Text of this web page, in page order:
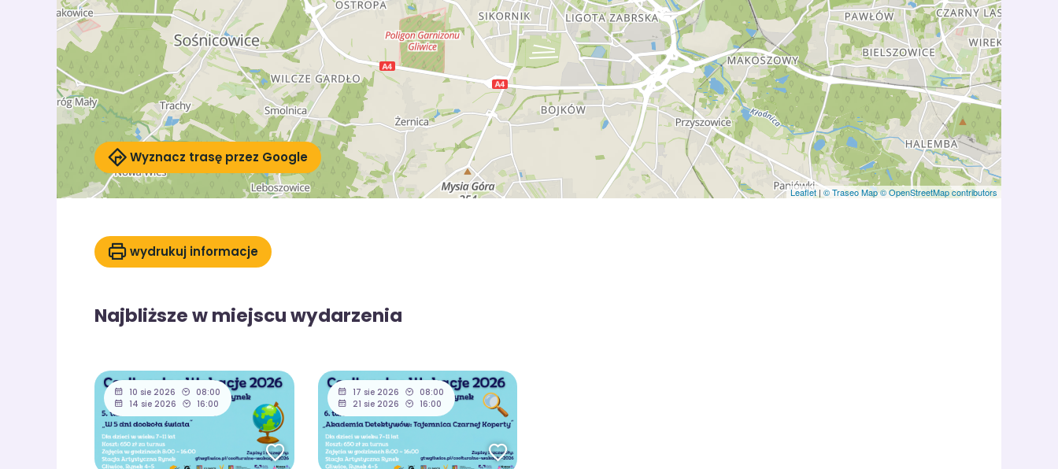
Leaflet | © Traseo Map© OpenStreetMap contributors
Wyznacz trasę przez Google
wydrukuj informacje
Najbliższe w miejscu wydarzenia
10 sie 2026
08:00
14 sie 2026
16:00
17 sie 2026
08:00
21 sie 2026
16:00